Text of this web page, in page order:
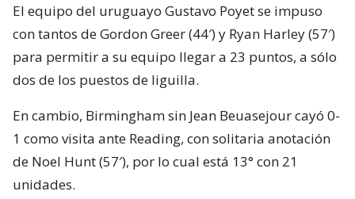
El equipo del uruguayo Gustavo Poyet se impuso
con tantos de Gordon Greer (44′) y Ryan Harley (57′)
para permitir a su equipo llegar a 23 puntos, a sólo
dos de los puestos de liguilla.
En cambio, Birmingham sin Jean Beuasejour cayó 0-
1 como visita ante Reading, con solitaria anotación
de Noel Hunt (57′), por lo cual está 13° con 21
unidades.